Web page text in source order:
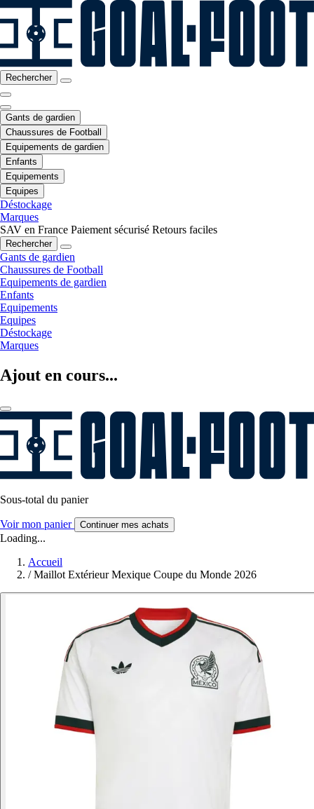
Rechercher
Gants de gardien
Chaussures de Football
Equipements de gardien
Enfants
Equipements
Equipes
Déstockage
Marques
SAV en France Paiement sécurisé Retours faciles
Rechercher
Gants de gardien
Chaussures de Football
Equipements de gardien
Enfants
Equipements
Equipes
Déstockage
Marques
Ajout en cours...
Sous-total du panier
Voir mon panier Continuer mes achats
Loading...
Accueil
/ Maillot Extérieur Mexique Coupe du Monde 2026